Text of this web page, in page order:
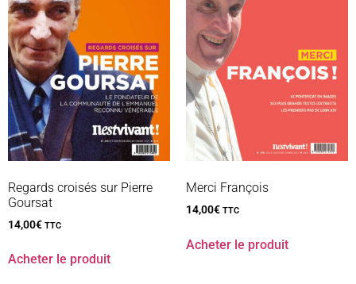
Regards croisés sur Pierre
Goursat
14,00€ TTC
Acheter le produit
Merci François
14,00€ TTC
Acheter le produit